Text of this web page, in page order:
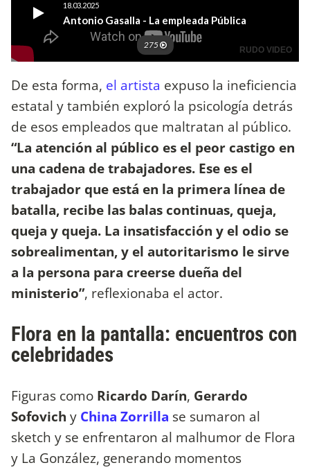
De esta forma, el artista expuso la ineficiencia
estatal y también exploró la psicología detrás
de esos empleados que maltratan al público.
“La atención al público es el peor castigo en
una cadena de trabajadores. Ese es el
trabajador que está en la primera línea de
batalla, recibe las balas continuas, queja,
queja y queja. La insatisfacción y el odio se
sobrealimentan, y el autoritarismo le sirve
a la persona para creerse dueña del
ministerio”, reflexionaba el actor.
Flora en la pantalla: encuentros con
celebridades
Figuras como Ricardo Darín, Gerardo
Sofovich y China Zorrilla se sumaron al
sketch y se enfrentaron al malhumor de Flora
y La González, generando momentos